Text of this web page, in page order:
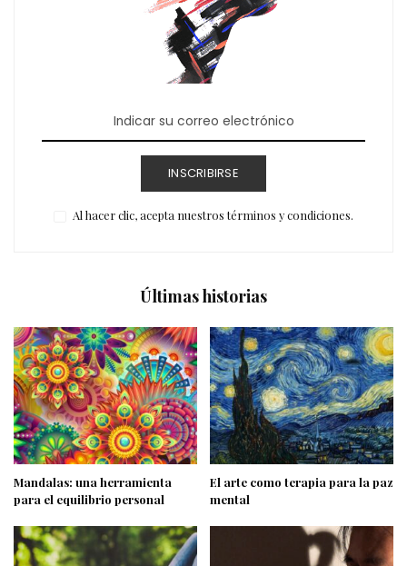
INSCRIBIRSE
Al hacer clic, acepta nuestros términos y condiciones.
Últimas historias
Mandalas: una herramienta
para el equilibrio personal
El arte como terapia para la paz
mental